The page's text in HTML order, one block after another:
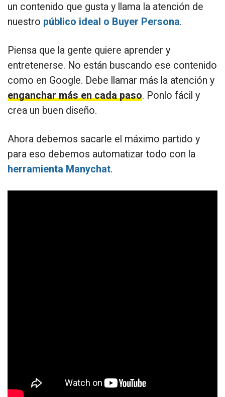
un contenido que gusta y llama la atención de
nuestro público ideal o Buyer Persona.
Piensa que la gente quiere aprender y
entretenerse. No están buscando ese contenido
como en Google. Debe llamar más la atención y
enganchar más en cada paso. Ponlo fácil y
crea un buen diseño.
Ahora debemos sacarle el máximo partido y
para eso debemos automatizar todo con la
herramienta Manychat.